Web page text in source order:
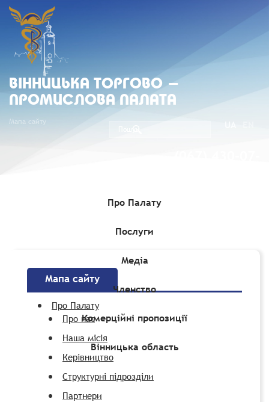
ВIННИЦЬКА ТОРГОВО -
ПРОМИСЛОВА ПАЛАТА
Мапа сайту
Про Палату
Послуги
Медіа
Членство
Комерційні пропозиції
Вінницька область
Мапа сайту
Про Палату
Про нас
Наша місія
Керівництво
Структурні підрозділи
Партнери